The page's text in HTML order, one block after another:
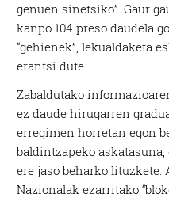
genuen sinetsiko”. Gaur
kanpo 104 preso daudela
“gehienek”, lekualdaketa
erantsi dute.
Zabaldutako
ez daude hirugarren
erregimen horretan egon
baldintzapeko
ere jaso beharko
Nazionalak ezarritako